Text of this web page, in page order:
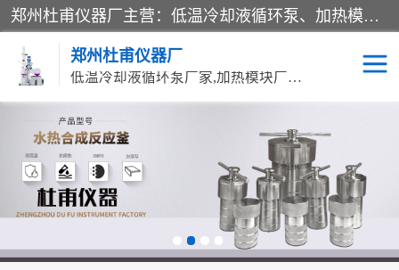
郑州杜甫仪器厂主营：低温冷却液循环泵、加热模块、水热合成反应釜、水油浴锅、旋转蒸发器、循环水真空泵等产品。郑州杜甫仪器厂在众多的教学仪器行业中依靠科技力量扬长避短、迅速发展，成为国家教委*生产教学仪器的厂家，产品具有国内良好水平，主导产品通过ISO9002质量认证。
郑州杜甫仪器厂
低温冷却液循环泵厂家,加热模块厂家,水热合成反应釜厂家,水油浴锅厂家,旋转蒸发器厂家
循环水真空泵厂家 水热合成反应釜厂家
低温冷却液循环泵厂家 加热模块厂家
气流烘干器